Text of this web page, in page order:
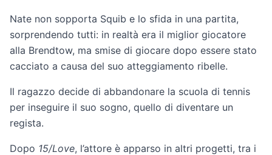
Nate non sopporta Squib e lo sfida in una partita,
sorprendendo tutti: in realtà era il miglior giocatore
alla Brendtow, ma smise di giocare dopo essere stato
cacciato a causa del suo atteggiamento ribelle.
Il ragazzo decide di abbandonare la scuola di tennis
per inseguire il suo sogno, quello di diventare un
regista.
Dopo 15/Love, l’attore è apparso in altri progetti, tra i